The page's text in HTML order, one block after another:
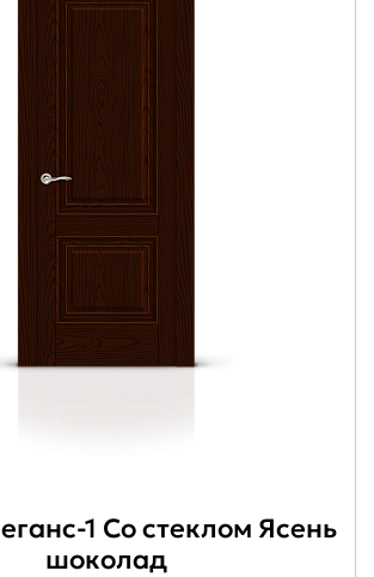
1 Со стеклом Ясень
шоколад